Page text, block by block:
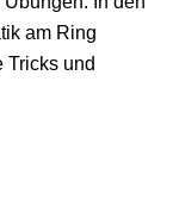
am Ring
Tricks und